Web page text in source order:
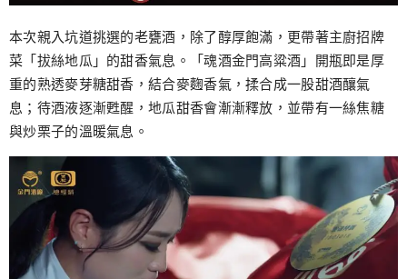
本次親入坑道挑選的老甕酒，除了醇厚飽滿，更帶著主廚招牌
菜「拔絲地瓜」的甜香氣息。「魂酒金門高粱酒」開瓶即是厚
重的熟透麥芽糖甜香，結合麥麴香氣，揉合成一股甜酒釀氣
息；待酒液逐漸甦醒，地瓜甜香會漸漸釋放，並帶有一絲焦糖
與炒栗子的溫暖氣息。